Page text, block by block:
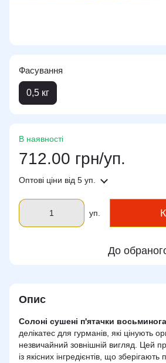
Фасування
0,5 кг
В наявності
712.00 грн/уп.
Оптові ціни від 5 уп.
уп.
До
Опис
Солоні сушені п'ятачки восьминога
делікатес для гурманів, які цінують
незвичайний зовнішній вигляд. Цей
із якісних інгредієнтів, що